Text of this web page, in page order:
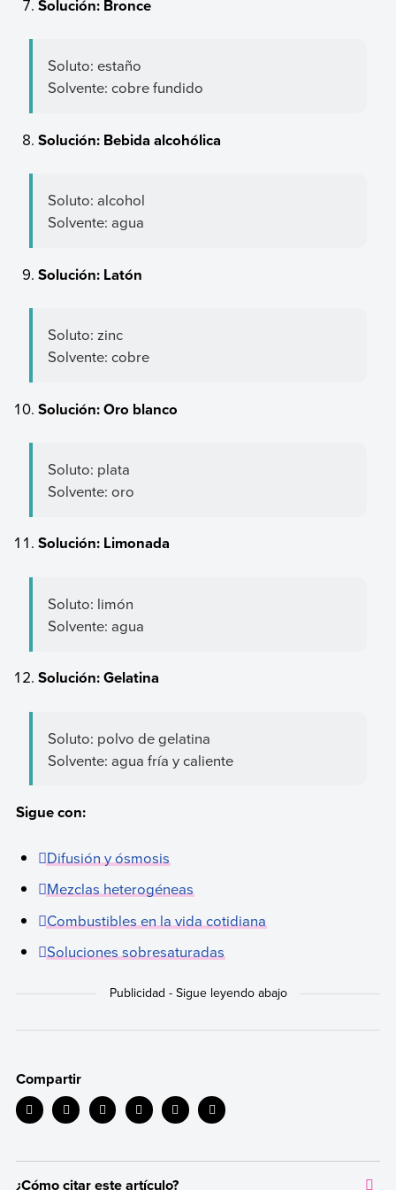
Solución: Bronce
Soluto: estaño
Solvente: cobre fundido
Solución: Bebida alcohólica
Soluto: alcohol
Solvente: agua
Solución: Latón
Soluto: zinc
Solvente: cobre
Solución: Oro blanco
Soluto: plata
Solvente: oro
Solución: Limonada
Soluto: limón
Solvente: agua
Solución: Gelatina
Soluto: polvo de gelatina
Solvente: agua fría y caliente
Sigue con:
Difusión y ósmosis
Mezclas heterogéneas
Combustibles en la vida cotidiana
Soluciones sobresaturadas
Compartir
¿Cómo citar este artículo?